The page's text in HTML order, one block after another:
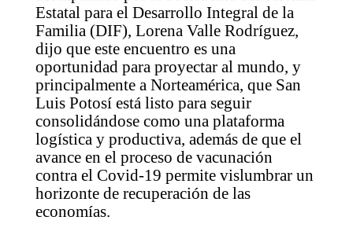
Estatal para el Desarrollo Integral de la
Familia (DIF), Lorena Valle Rodríguez,
dijo que este encuentro es una
oportunidad para proyectar al mundo, y
principalmente a Norteamérica, que San
Luis Potosí está listo para seguir
consolidándose como una plataforma
logística y productiva, además de que el
avance en el proceso de vacunación
contra el Covid-19 permite vislumbrar un
horizonte de recuperación de las
economías.